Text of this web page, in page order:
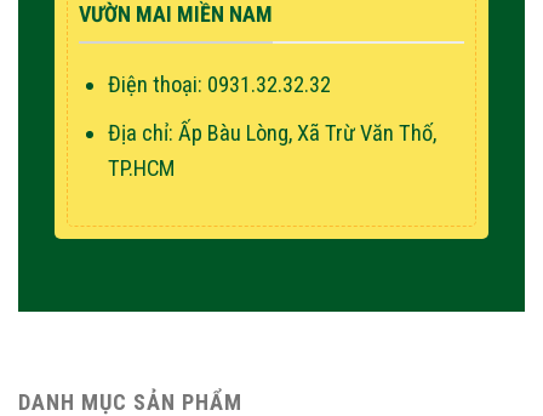
VƯỜN MAI MIỀN NAM
Điện thoại: 0931.32.32.32
Địa chỉ: Ấp Bàu Lòng, Xã Trừ Văn Thố,
TP.HCM
DANH MỤC SẢN PHẨM